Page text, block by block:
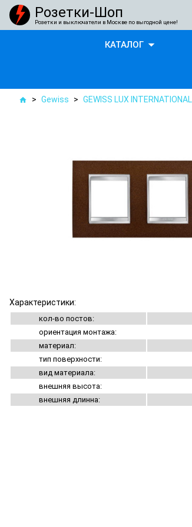
Розетки-Шоп
Розетки и выключатели в Москве по выгодной цене!
КАТАЛОГarrow_drop_down
home > Gewiss > GEWISS LUX INTERNATIONAL
Характеристики:
кол-во постов:
ориентация монтажа:
материал:
тип поверхности:
вид материала:
внешняя высота:
внешняя длинна: